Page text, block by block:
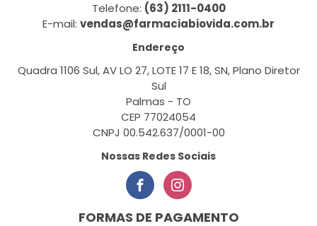
Telefone: (63) 2111-0400
E-mail: vendas@farmaciabiovida.com.br
Endereço
Quadra 1106 Sul, AV LO 27, LOTE 17 E 18, SN, Plano Diretor
Sul
Palmas - TO
CEP 77024054
CNPJ 00.542.637/0001-00
Nossas Redes Sociais
FORMAS DE PAGAMENTO